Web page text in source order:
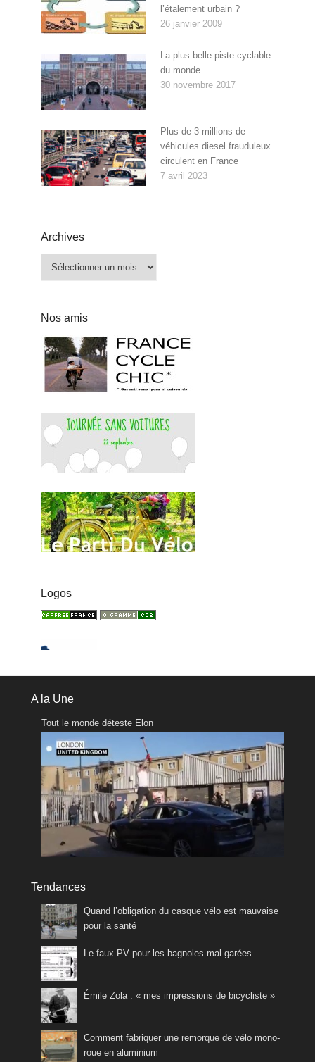
l’étalement urbain ?
26 janvier 2009
La plus belle piste cyclable
du monde
30 novembre 2017
Plus de 3 millions de
véhicules diesel frauduleux
circulent en France
7 avril 2023
Archives
Nos amis
Logos
A la Une
Tout le monde déteste Elon
Tendances
Quand l’obligation du casque vélo est mauvaise
pour la santé
Le faux PV pour les bagnoles mal garées
Émile Zola : « mes impressions de bicycliste »
Comment fabriquer une remorque de vélo mono-
roue en aluminium